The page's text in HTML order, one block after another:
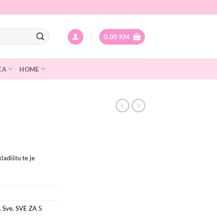
0.00 KM
HOME
te je
,Sve,SVE ZA 5